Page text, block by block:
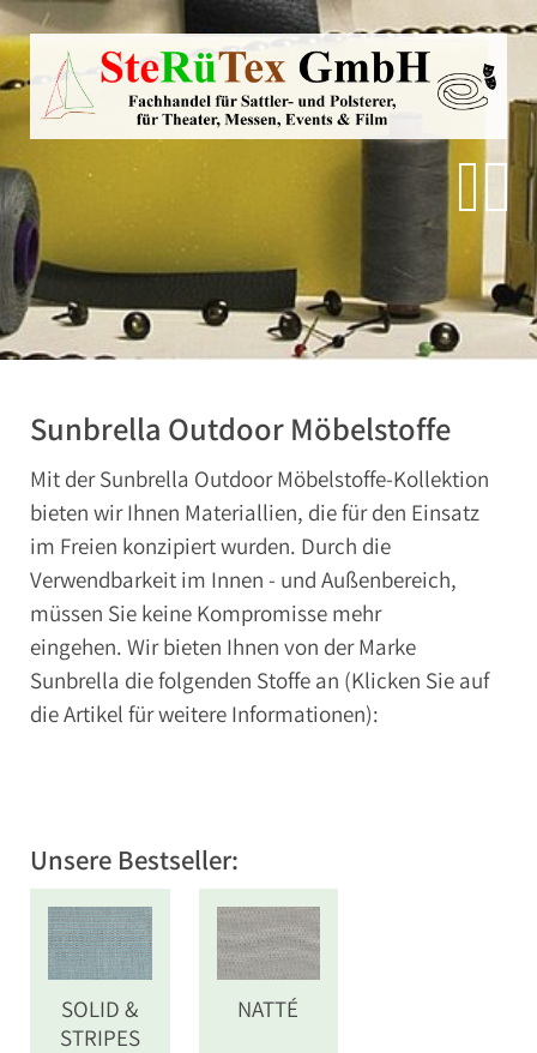
Direkt zur Hauptnavigation springen
Direkt zum Inhalt springen
Zur Unternavigation springen
Sunbrella Outdoor Möbelstoffe
Mit der Sunbrella Outdoor Möbelstoffe-Kollektion
bieten wir Ihnen Materiallien, die für den Einsatz
im Freien konzipiert wurden. Durch die
Verwendbarkeit im Innen - und Außenbereich,
müssen Sie keine Kompromisse mehr
eingehen. Wir bieten Ihnen von der Marke
Sunbrella die folgenden Stoffe an (Klicken Sie auf
die Artikel für weitere Informationen):
Unsere Bestseller:
SOLID &
STRIPES
NATTÉ
SteRüTex
Planen- & Persenningstoffe
Artikel um die Persenning
Polstermaterialien
Autohimmelstoffe
Polstermaterialien
Kunstleder
Möbelstoffe
Schaumstoffe
Klebstoffe